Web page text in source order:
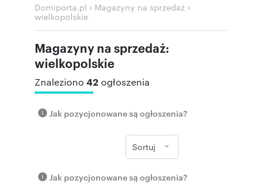
Domiporta.pl › Magazyny na sprzedaż ›
wielkopolskie
Magazyny na sprzedaż:
wielkopolskie
Znaleziono 42 ogłoszenia
Jak pozycjonowane są ogłoszenia?
Sortuj
Jak pozycjonowane są ogłoszenia?